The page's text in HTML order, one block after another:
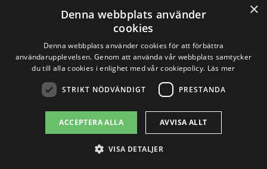
Piteå
Boden
Sundsvall
×
Denna webbplats använder
cookies
Denna webbplats använder cookies för att förbättra
användarupplevelsen. Genom att använda vår webbplats samtycker
du till alla cookies i enlighet med vår cookiepolicy. Läs mer
STRIKT NÖDVÄNDIGT PRESTANDA
ACCEPTERA ALLA AVVISA ALLT
VISA DETALJER